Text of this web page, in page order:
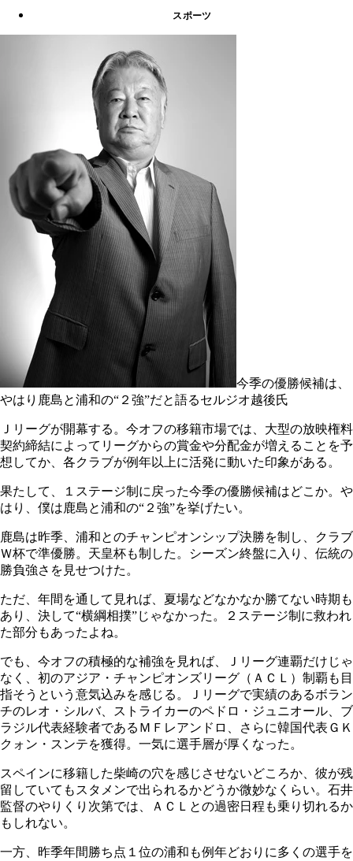
スポーツ
今季の優勝候補は、
やはり鹿島と浦和の“２強”だと語るセルジオ越後氏
Ｊリーグが開幕する。今オフの移籍市場では、大型の放映権料
契約締結によってリーグからの賞金や分配金が増えることを予
想してか、各クラブが例年以上に活発に動いた印象がある。
果たして、１ステージ制に戻った今季の優勝候補はどこか。や
はり、僕は鹿島と浦和の“２強”を挙げたい。
鹿島は昨季、浦和とのチャンピオンシップ決勝を制し、クラブ
Ｗ杯で準優勝。天皇杯も制した。シーズン終盤に入り、伝統の
勝負強さを見せつけた。
ただ、年間を通して見れば、夏場などなかなか勝てない時期も
あり、決して“横綱相撲”じゃなかった。２ステージ制に救われ
た部分もあったよね。
でも、今オフの積極的な補強を見れば、Ｊリーグ連覇だけじゃ
なく、初のアジア・チャンピオンズリーグ（ＡＣＬ）制覇も目
指そうという意気込みを感じる。Ｊリーグで実績のあるボラン
チのレオ・シルバ、ストライカーのペドロ・ジュニオール、ブ
ラジル代表経験者であるＭＦレアンドロ、さらに韓国代表ＧＫ
クォン・スンテを獲得。一気に選手層が厚くなった。
スペインに移籍した柴崎の穴を感じさせないどころか、彼が残
留していてもスタメンで出られるかどうか微妙なくらい。石井
監督のやりくり次第では、ＡＣＬとの過密日程も乗り切れるか
もしれない。
一方、昨季年間勝ち点１位の浦和も例年どおりに多くの選手を